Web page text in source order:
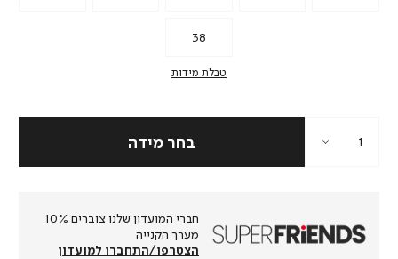
38
טבלת מידות
חברי המועדון שלנו צוברים 10%
מערך הקנייה
הצטרפו/התחברו למועדון